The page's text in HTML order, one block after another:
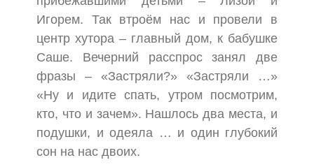
Игорем. Так втроём нас и провели в
центр хутора – главный дом, к бабушке
Саше. Вечерний расспрос занял две
фразы – «Застряли?» «Застряли …»
«Ну и идите спать, утром посмотрим,
кто, что и зачем». Нашлось два места, и
подушки, и одеяла … и один глубокий
сон на нас двоих.